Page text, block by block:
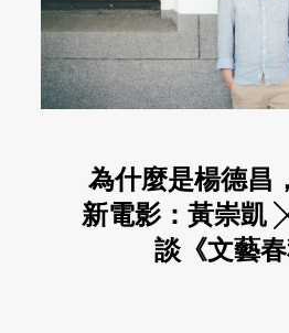
為什麼是楊德昌
新電影：黃崇凱
談《文藝春